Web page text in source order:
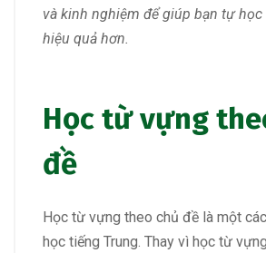
và kinh nghiệm để giúp bạn tự học
hiệu quả hơn.
Học từ vựng
đề
Học từ vựng theo chủ đề là một
học tiếng Trung. Thay vì học từ